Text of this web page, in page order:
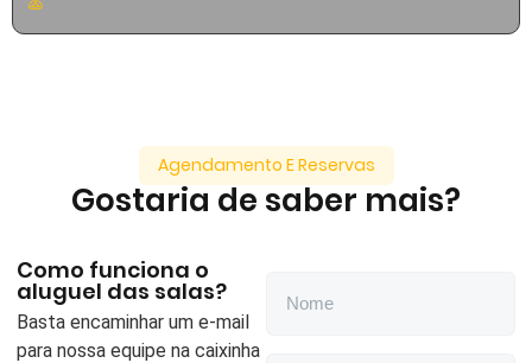
Agendamento E Reservas
Gostaria de saber mais?
Como funciona o
aluguel das salas?
Basta encaminhar um e-mail
para nossa equipe na caixinha